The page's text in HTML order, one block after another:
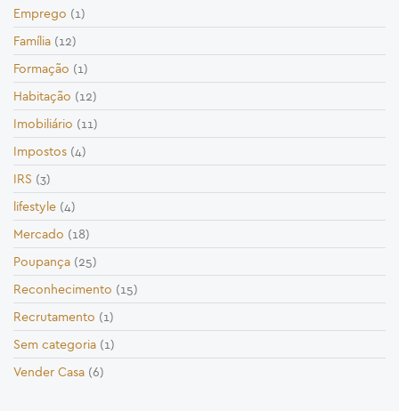
Emprego (1)
Família (12)
Formação (1)
Habitação (12)
Imobiliário (11)
Impostos (4)
IRS (3)
lifestyle (4)
Mercado (18)
Poupança (25)
Reconhecimento (15)
Recrutamento (1)
Sem categoria (1)
Vender Casa (6)